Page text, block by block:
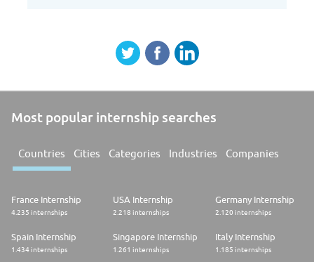
Most popular internship searches
Countries Cities Categories Industries Companies
France Internship
4.235 internships
USA Internship
2.218 internships
Germany Internship
2.120 internships
Spain Internship
1.434 internships
Singapore Internship
1.261 internships
Italy Internship
1.185 internships